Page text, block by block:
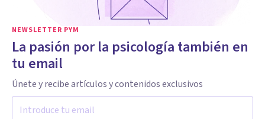
NEWSLETTER PYM
La pasión por la psicología también en
tu email
Únete y recibe artículos y contenidos exclusivos